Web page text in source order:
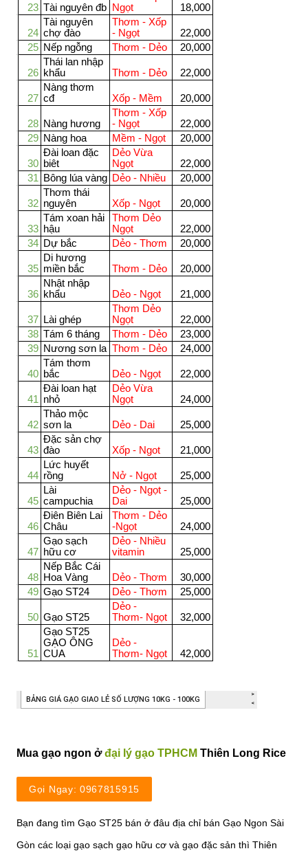
Mua gạo ngon ởđại lý gạo TPHCM Thiên Long Rice
Gọi Ngay: 0967815915
Bạn đang tìm Gạo ST25 bán ở đâu địa chỉ bán Gạo Ngon Sài
Gòn các loại gạo sạch gạo hữu cơ và gạo đặc sản thì Thiên